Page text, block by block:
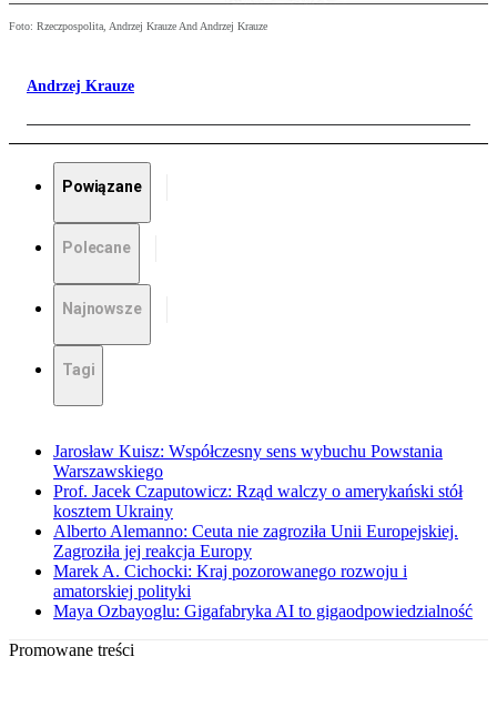
Foto: Rzeczpospolita, Andrzej Krauze And Andrzej Krauze
Andrzej Krauze
Powiązane
Polecane
Najnowsze
Tagi
Jarosław Kuisz: Współczesny sens wybuchu Powstania
Warszawskiego
Prof. Jacek Czaputowicz: Rząd walczy o amerykański stół
kosztem Ukrainy
Alberto Alemanno: Ceuta nie zagroziła Unii Europejskiej.
Zagroziła jej reakcja Europy
Marek A. Cichocki: Kraj pozorowanego rozwoju i
amatorskiej polityki
Maya Ozbayoglu: Gigafabryka AI to gigaodpowiedzialność
Promowane treści